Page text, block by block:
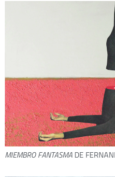
MIEMBRO FANTASMA DE